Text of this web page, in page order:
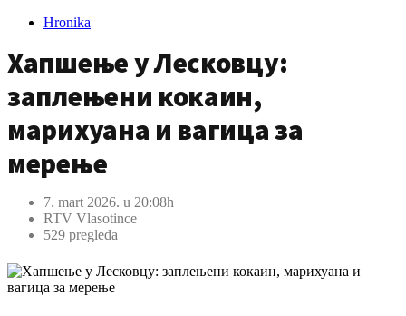
Hronika
Хапшење у Лесковцу:
заплењени кокаин,
марихуана и вагица за
мерење
7. mart 2026. u 20:08h
RTV Vlasotince
529 pregleda